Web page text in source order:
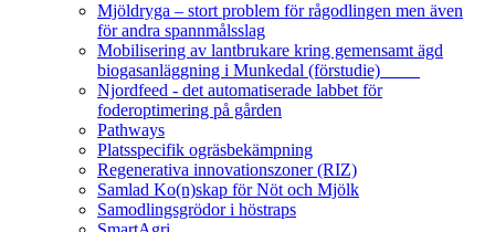
Mjöldryga – stort problem för rågodlingen men även
för andra spannmålsslag
Mobilisering av lantbrukare kring gemensamt ägd
biogasanläggning i Munkedal (förstudie)
Njordfeed - det automatiserade labbet för
foderoptimering på gården
Pathways
Platsspecifik ogräsbekämpning
Regenerativa innovationszoner (RIZ)
Samlad Ko(n)skap för Nöt och Mjölk
Samodlingsgrödor i höstraps